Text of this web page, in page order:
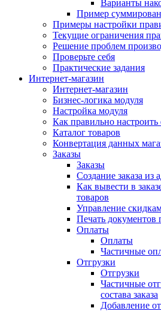
Варианты
Пример
Примеры настройки
Текущие ограничения
Решение проблем
Проверьте себя
Практические задания
Интернет-магазин
Интернет-магазин
Бизнес-логика модуля
Настройка модуля
Как правильно настроить
Каталог товаров
Конвертация данных
Заказы
Заказы
Создание заказа из
Как вывести в
товаров
Управление
Печать документов
Оплаты
Оплаты
Частичные
Отгрузки
Отгрузки
Частичные
состава заказа
Добавление